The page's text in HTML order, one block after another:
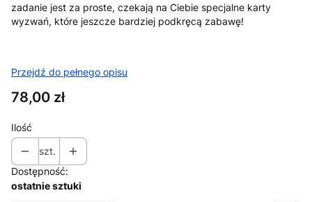
zadanie jest za proste, czekają na Ciebie specjalne karty
wyzwań, które jeszcze bardziej podkręcą zabawę!
Przejdź do pełnego opisu
Cena
78,00 zł
Ilość
szt.
Dostępność:
ostatnie sztuki